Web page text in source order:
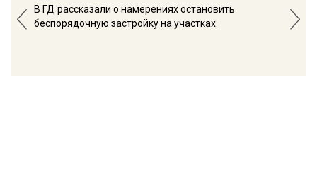
В ГД рассказали о намерениях остановить
беспорядочную застройку на участках